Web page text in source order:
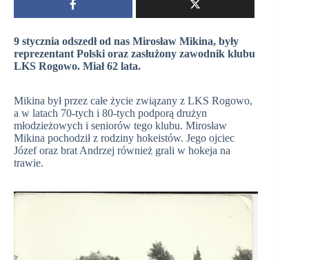
9 stycznia odszedł od nas Mirosław Mikina, były
reprezentant Polski oraz zasłużony zawodnik klubu
LKS Rogowo. Miał 62 lata.
Mikina był przez całe życie związany z LKS Rogowo,
a w latach 70-tych i 80-tych podporą drużyn
młodzieżowych i seniorów tego klubu. Mirosław
Mikina pochodził z rodziny hokeistów. Jego ojciec
Józef oraz brat Andrzej również grali w hokeja na
trawie.